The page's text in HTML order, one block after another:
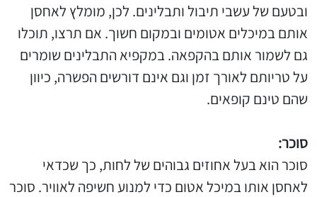
ובטעם של עשבי תיבול ותבלינים. לכן, מומלץ לאחסן
אותם במיכלים אטומים ובמקום חשוך. אם תרצו, תוכלו
גם לשמור אותם בהקפאה. במקפיא התבלינים שומרים
על טריותם לאורך זמן וגם אינם דורשים הפשרה, כיוון
שהם טינם קופאים.
סוכר:
סוכר הוא בעל אחוזים גבוהים של לחות, כך שכדאי
לאחסן אותו במיכל אטום כדי למנוע חשיפה לאוויר. סוכר